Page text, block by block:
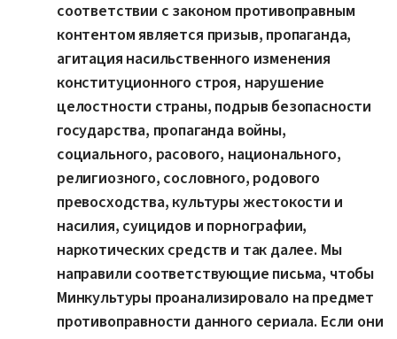
соответствии с законом противоправным
контентом является призыв, пропаганда,
агитация насильственного изменения
конституционного строя, нарушение
целостности страны, подрыв безопасности
государства, пропаганда войны,
социального, расового, национального,
религиозного, сословного, родового
превосходства, культуры жестокости и
насилия, суицидов и порнографии,
наркотических средств и так далее. Мы
направили соответствующие письма, чтобы
Минкультуры проанализировало на предмет
противоправности данного сериала. Если они